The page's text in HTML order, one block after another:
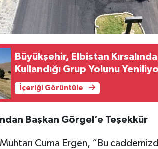
Büyükşehir, Elbistan
Kullandığı Grup Yolunu
İçeriği Görüntüle
Başkan Görgel’e Teşekkür
Muhtarı Cuma Ergen, “Bu